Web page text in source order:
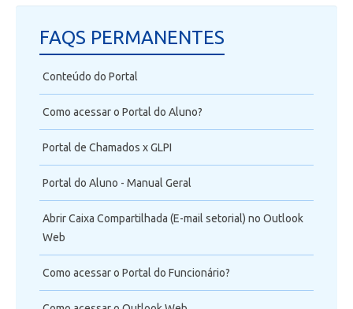
Feedz
FAQS PERMANENTES
Conteúdo do Portal
Como acessar o Portal do Aluno?
Portal de Chamados x GLPI
Portal do Aluno - Manual Geral
Abrir Caixa Compartilhada (E-mail setorial) no Outlook
Web
Como acessar o Portal do Funcionário?